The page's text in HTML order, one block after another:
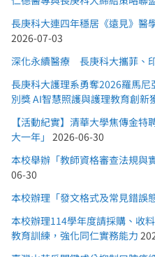
長庚科大連四年穩居《遠見》醫
2026-07-03
深化永續醫療 長庚科大攜菲、
長庚科大護理系勇奪2026羅馬
別獎 AI智慧照護與護理教育創新
【活動紀實】清華大學焦傳金
大一年」 2026-06-30
本校舉辦「教師資格審查法規與
06-30
本校辦理「發文格式及常見錯誤
本校辦理114學年度請採購、收
教育訓練，強化同仁實務能力